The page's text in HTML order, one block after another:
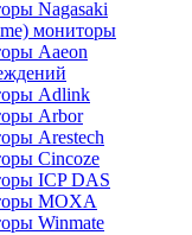
Nagasaki
мониторы
Aaeon
Adlink
Arbor
Arestech
Cincoze
ICP DAS
MOXA
Winmate